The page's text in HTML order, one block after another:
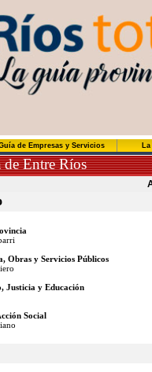
de Empresas y Servicios
Entre Ríos
Obras y Servicios Públicos
Justicia y Educación
Social